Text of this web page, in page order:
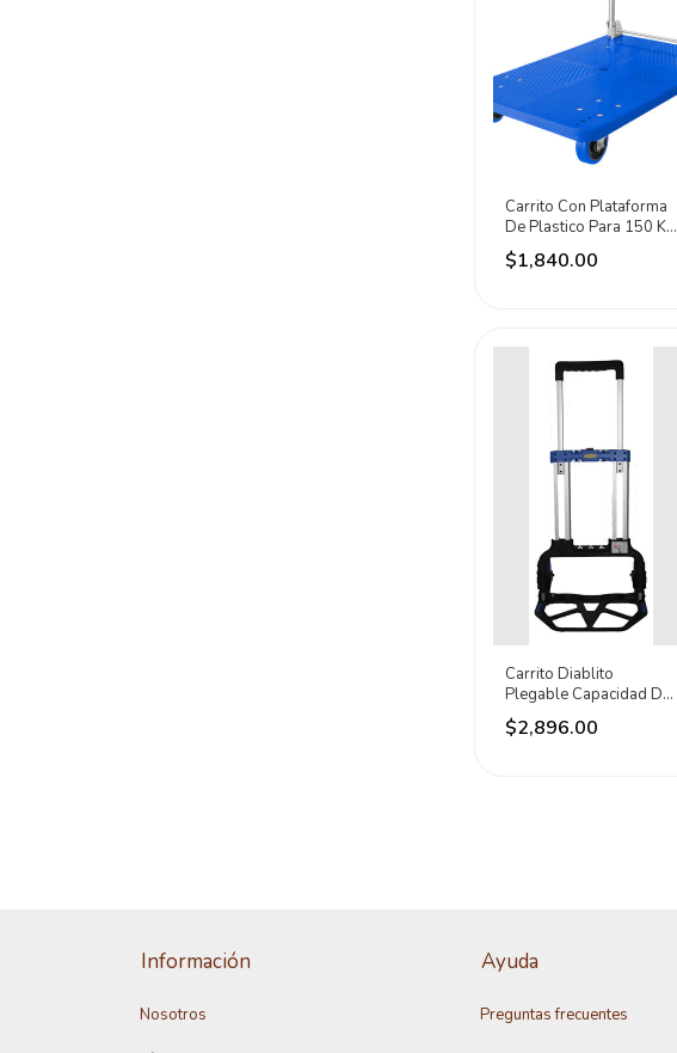
Carrito Con Plataforma
De Plastico Para 150 Kg
Dogotuls Azul
$1,840.00
Carrito Diablito
Plegable Capacidad De
120 Kilos Noval
$2,896.00
Información
Nosotros
Ayuda
Preguntas frecuentes